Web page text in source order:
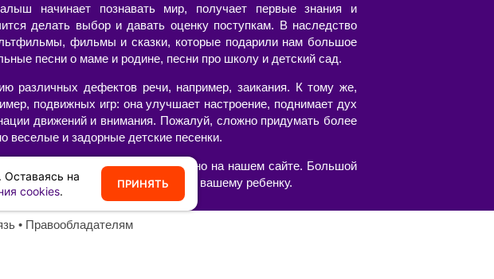
начинает познавать мир, получает первые знания и
делать выбор и давать оценку поступкам. В наследство
фильмы и сказки, которые подарили нам большое
песни о маме и родине, песни про школу и детский сад.
различных дефектов речи, например, заикания. К тому же,
подвижных игр: она улучшает настроение, поднимает дух
движений и внимания. Пожалуй, сложно придумать более
веселые и задорные детские песенки.
старые, в хорошем качестве можно на нашем сайте. Большой
которые нравятся вам и вашему ребенку.
• Правообладателям
на
cookies.
ПРИНЯТЬ